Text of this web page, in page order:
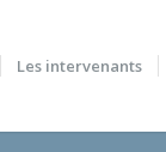
Les intervenants